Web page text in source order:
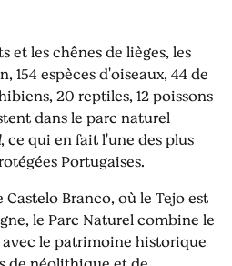
et les chênes de lièges, les
154 espèces d'oiseaux, 44 de
20 reptiles, 12 poissons
dans le parc naturel
, ce qui en fait l'une des plus
Portugaises.
Branco, où le Tejo est
le Parc Naturel combine le
le patrimoine historique